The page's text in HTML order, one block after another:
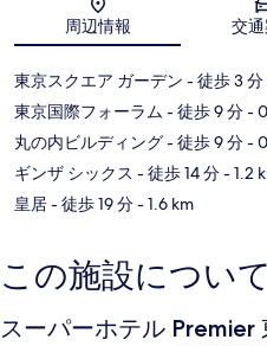
周辺情報 交
東京スクエア ガーデン - 徒歩 3 分
東京国際フォーラム - 徒歩 9 分-
丸の内ビルディング- 徒歩 9 分-
ギンザ シックス - 徒歩 14 分- 1.2
皇居- 徒歩 19 分- 1.6 km
この施設について
スーパーホテル Premier